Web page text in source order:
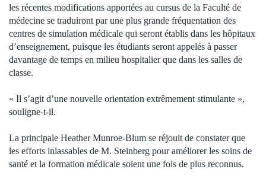
les récentes modifications apportées au cursus de la Faculté de
médecine se traduiront par une plus grande fréquentation des
centres de simulation médicale qui seront établis dans les hôpitaux
d’enseignement, puisque les étudiants seront appelés à passer
davantage de temps en milieu hospitalier que dans les salles de
classe.
« Il s’agit d’une nouvelle orientation extrêmement stimulante »,
souligne-t-il.
La principale Heather Munroe-Blum se réjouit de constater que
les efforts inlassables de M. Steinberg pour améliorer les soins de
santé et la formation médicale soient une fois de plus reconnus.